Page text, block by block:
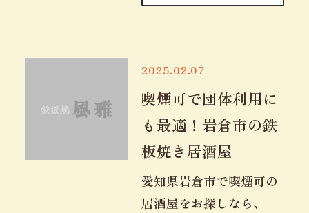
2025.02.07
喫煙可で団体利用に
も最適！岩倉市の鉄
板焼き居酒屋
愛知県岩倉市で喫煙可の
居酒屋をお探しなら、